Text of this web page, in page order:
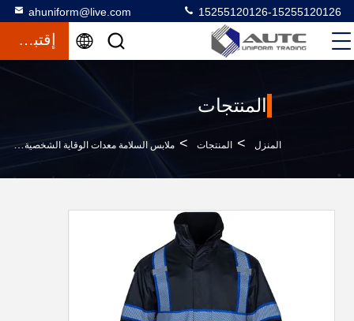
ahuniform@live.com 15255120126-15255120126
إقتباس
المنتجات
المنزل > المنتجات > ملابس السلامة معدات الوقاية الشخصية >